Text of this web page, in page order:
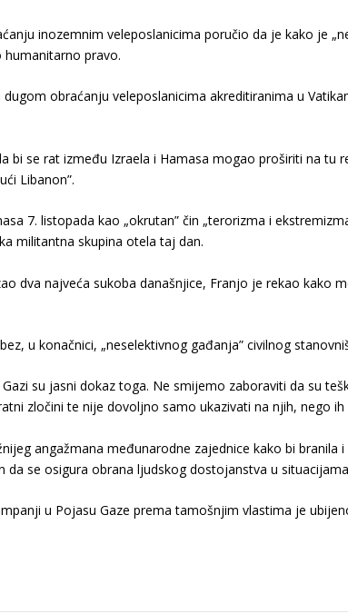
inozemnim veleposlanicima poručio da je kako je
pravo.
obraćanju veleposlanicima akreditiranima u
bi se rat između Izraela i Hamasa mogao proširiti na tu
Libanon”.
7. listopada kao „okrutan” čin „terorizma i
militantna skupina otela taj dan.
dva najveća sukoba današnjice, Franjo je rekao kako
u konačnici, „neselektivnog gađanja” civilnog
su jasni dokaz toga. Ne smijemo zaboraviti da su
zločini te nije dovoljno samo ukazivati na njih, nego ih
angažmana međunarodne zajednice kako bi
da se osigura obrana ljudskog dostojanstva u
u Pojasu Gaze prema tamošnjim vlastima je